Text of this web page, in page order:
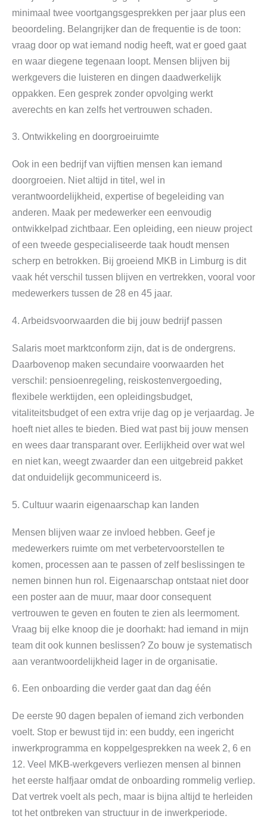
minimaal twee voortgangsgesprekken per jaar plus een
beoordeling. Belangrijker dan de frequentie is de toon:
vraag door op wat iemand nodig heeft, wat er goed gaat
en waar diegene tegenaan loopt. Mensen blijven bij
werkgevers die luisteren en dingen daadwerkelijk
oppakken. Een gesprek zonder opvolging werkt
averechts en kan zelfs het vertrouwen schaden.
3. Ontwikkeling en doorgroeiruimte
Ook in een bedrijf van vijftien mensen kan iemand
doorgroeien. Niet altijd in titel, wel in
verantwoordelijkheid, expertise of begeleiding van
anderen. Maak per medewerker een eenvoudig
ontwikkelpad zichtbaar. Een opleiding, een nieuw project
of een tweede gespecialiseerde taak houdt mensen
scherp en betrokken. Bij groeiend MKB in Limburg is dit
vaak hét verschil tussen blijven en vertrekken, vooral voor
medewerkers tussen de 28 en 45 jaar.
4. Arbeidsvoorwaarden die bij jouw bedrijf passen
Salaris moet marktconform zijn, dat is de ondergrens.
Daarbovenop maken secundaire voorwaarden het
verschil: pensioenregeling, reiskostenvergoeding,
flexibele werktijden, een opleidingsbudget,
vitaliteitsbudget of een extra vrije dag op je verjaardag. Je
hoeft niet alles te bieden. Bied wat past bij jouw mensen
en wees daar transparant over. Eerlijkheid over wat wel
en niet kan, weegt zwaarder dan een uitgebreid pakket
dat onduidelijk gecommuniceerd is.
5. Cultuur waarin eigenaarschap kan landen
Mensen blijven waar ze invloed hebben. Geef je
medewerkers ruimte om met verbetervoorstellen te
komen, processen aan te passen of zelf beslissingen te
nemen binnen hun rol. Eigenaarschap ontstaat niet door
een poster aan de muur, maar door consequent
vertrouwen te geven en fouten te zien als leermoment.
Vraag bij elke knoop die je doorhakt: had iemand in mijn
team dit ook kunnen beslissen? Zo bouw je systematisch
aan verantwoordelijkheid lager in de organisatie.
6. Een onboarding die verder gaat dan dag één
De eerste 90 dagen bepalen of iemand zich verbonden
voelt. Stop er bewust tijd in: een buddy, een ingericht
inwerkprogramma en koppelgesprekken na week 2, 6 en
12. Veel MKB-werkgevers verliezen mensen al binnen
het eerste halfjaar omdat de onboarding rommelig verliep.
Dat vertrek voelt als pech, maar is bijna altijd te herleiden
tot het ontbreken van structuur in de inwerkperiode.